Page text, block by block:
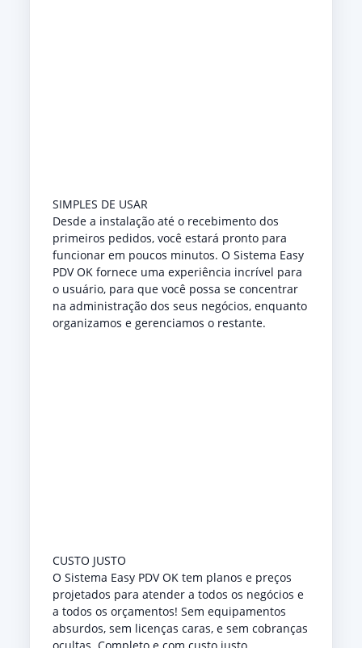
SIMPLES DE USAR
Desde a instalação até o recebimento dos
primeiros pedidos, você estará pronto para
funcionar em poucos minutos. O Sistema Easy
PDV OK fornece uma experiência incrível para
o usuário, para que você possa se concentrar
na administração dos seus negócios, enquanto
organizamos e gerenciamos o restante.
CUSTO JUSTO
O Sistema Easy PDV OK tem planos e preços
projetados para atender a todos os negócios e
a todos os orçamentos! Sem equipamentos
absurdos, sem licenças caras, e sem cobranças